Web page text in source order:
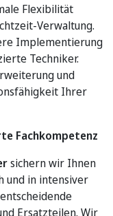
Flexibilität
Verwaltung.
Implementierung
Techniker.
und
Ihrer
Fachkompetenz
sichern wir Ihnen
und in intensiver
Ersatzteilen. Wir